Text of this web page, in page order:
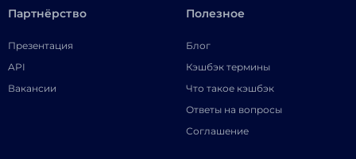
Партнёрство
Презентация
API
Вакансии
Полезное
Блог
Кэшбэк термины
Что такое кэшбэк
Ответы на вопросы
Соглашение